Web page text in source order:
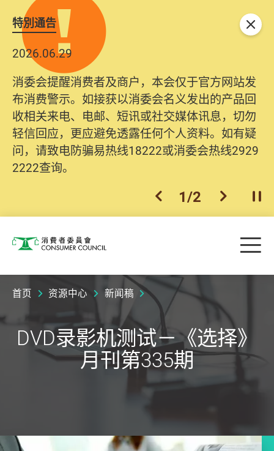
特別通告
2026.06.29
消委会提醒消费者及商户，本会仅于官方网站发
布消费警示。如接获以消委会名义发出的产品回
收相关来电、电邮、短讯或社交媒体讯息，切勿
轻信回应，更应避免透露任何个人资料。如有疑
问，请致电防骗易热线18222或消委会热线2929
2222查询。
上一个
1/2 下一个开
关闭
消费者委员会 目
首页 资源中心 新闻稿
DVD录影机测试－《选择》
月刊第335期